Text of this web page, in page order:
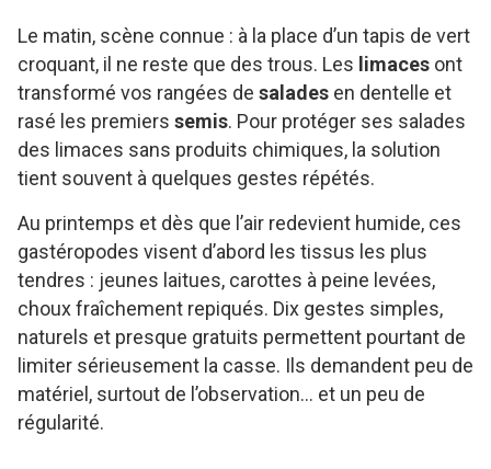
Le matin, scène connue : à la place d’un tapis de vert
croquant, il ne reste que des trous. Les limaces ont
transformé vos rangées de salades en dentelle et
rasé les premiers semis. Pour protéger ses salades
des limaces sans produits chimiques, la solution
tient souvent à quelques gestes répétés.
Au printemps et dès que l’air redevient humide, ces
gastéropodes visent d’abord les tissus les plus
tendres : jeunes laitues, carottes à peine levées,
choux fraîchement repiqués. Dix gestes simples,
naturels et presque gratuits permettent pourtant de
limiter sérieusement la casse. Ils demandent peu de
matériel, surtout de l’observation… et un peu de
régularité.